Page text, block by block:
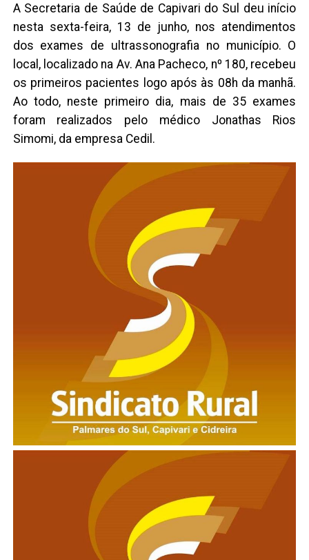
A Secretaria de Saúde de Capivari do Sul deu início
nesta sexta-feira, 13 de junho, nos atendimentos
dos exames de ultrassonografia no município. O
local, localizado na Av. Ana Pacheco, nº 180, recebeu
os primeiros pacientes logo após às 08h da manhã.
Ao todo, neste primeiro dia, mais de 35 exames
foram realizados pelo médico Jonathas Rios
Simomi, da empresa Cedil.